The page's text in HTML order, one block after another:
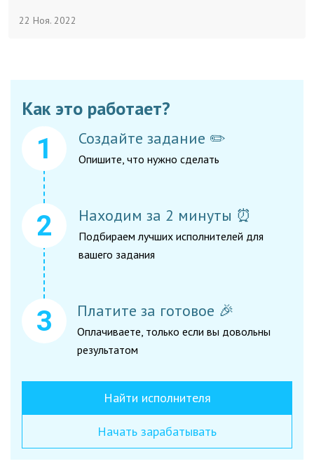
22 Ноя. 2022
Как это работает?
Создайте задание ✏️
Опишите, что нужно сделать
Находим за 2 минуты ⏰
Подбираем лучших исполнителей для
вашего задания
Платите за готовое 🎉
Оплачиваете, только если вы довольны
результатом
Найти исполнителя
Начать зарабатывать